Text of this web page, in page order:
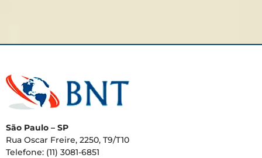
São Paulo – SP
Rua Oscar Freire, 2250, T9/T10
Telefone: (11) 3081-6851